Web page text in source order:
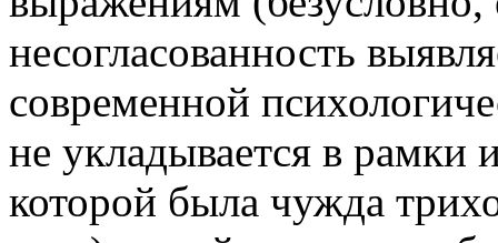
несогласованность
современной
не укладывается в рамки
которой была чужда